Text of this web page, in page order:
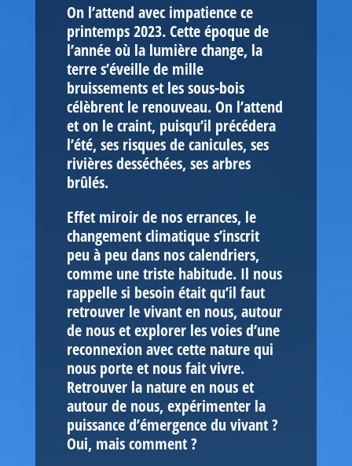
On l’attend avec impatience ce
printemps 2023. Cette époque de
l’année où la lumière change, la
terre s’éveille de mille
bruissements et les sous-bois
célèbrent le renouveau. On l’attend
et on le craint, puisqu’il précédera
l’été, ses risques de canicules, ses
rivières desséchées, ses arbres
brûlés.
Effet miroir de nos errances, le
changement climatique s’inscrit
peu à peu dans nos calendriers,
comme une triste habitude. Il nous
rappelle si besoin était qu’il faut
retrouver le vivant en nous, autour
de nous et explorer les voies d’une
reconnexion avec cette nature qui
nous porte et nous fait vivre.
Retrouver la nature en nous et
autour de nous, expérimenter la
puissance d’émergence du vivant ?
Oui, mais comment ?